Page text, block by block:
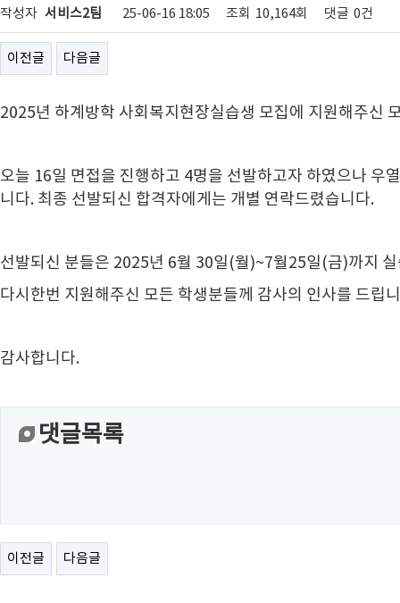
작성자 서비스2팀 25-06-16 18:05 조회 10,164회 댓글 0건
이전글 다음글
2025년 하계방학 사회복지현장실습생 모집에 지원해주신
오늘 16일 면접을 진행하고 4명을 선발하고자 하였으나 우
니다. 최종 선발되신 합격자에게는 개별 연락드렸습니다.
선발되신 분들은 2025년 6월 30일(월)~7월25일(금)까지
다시한번 지원해주신 모든 학생분들께 감사의 인사를 드립
감사합니다.
댓글목록
이전글 다음글